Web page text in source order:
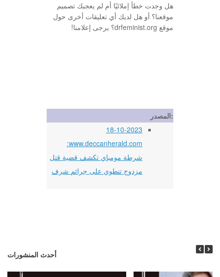
هل وجدت خطأ إملائيًا أم لم يعجبك تصميم
موقعنا؟ أو هل لديك أي تعليقات أخرى حول
موقع drfeminist.org؟ يرجى إعلامنا!
المصدر:
18-10-2023
www.deccanherald.com:
شرطة مومباي تكشف قضية قتل
مزدوج تنطوي على جرائم شرف
أحدث المنشورات